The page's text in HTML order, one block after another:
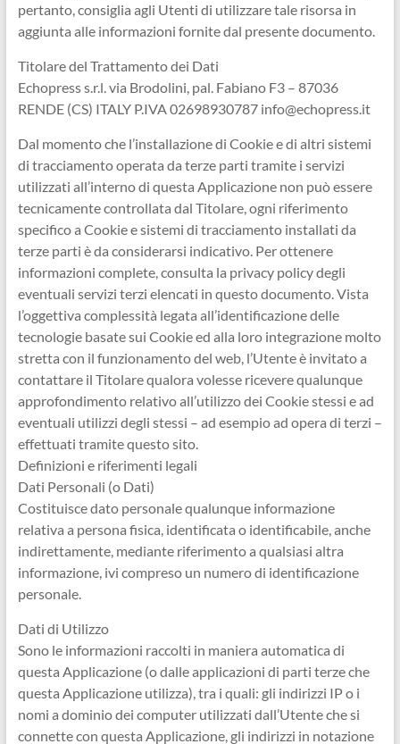
pertanto, consiglia agli Utenti di utilizzare tale risorsa in
aggiunta alle informazioni fornite dal presente documento.
Titolare del Trattamento dei Dati
Echopress s.r.l. via Brodolini, pal. Fabiano F3 – 87036
RENDE (CS) ITALY P.IVA 02698930787 info@echopress.it
Dal momento che l’installazione di Cookie e di altri sistemi
di tracciamento operata da terze parti tramite i servizi
utilizzati all’interno di questa Applicazione non può essere
tecnicamente controllata dal Titolare, ogni riferimento
specifico a Cookie e sistemi di tracciamento installati da
terze parti è da considerarsi indicativo. Per ottenere
informazioni complete, consulta la privacy policy degli
eventuali servizi terzi elencati in questo documento. Vista
l’oggettiva complessità legata all’identificazione delle
tecnologie basate sui Cookie ed alla loro integrazione molto
stretta con il funzionamento del web, l’Utente è invitato a
contattare il Titolare qualora volesse ricevere qualunque
approfondimento relativo all’utilizzo dei Cookie stessi e ad
eventuali utilizzi degli stessi – ad esempio ad opera di terzi –
effettuati tramite questo sito.
Definizioni e riferimenti legali
Dati Personali (o Dati)
Costituisce dato personale qualunque informazione
relativa a persona fisica, identificata o identificabile, anche
indirettamente, mediante riferimento a qualsiasi altra
informazione, ivi compreso un numero di identificazione
personale.
Dati di Utilizzo
Sono le informazioni raccolti in maniera automatica di
questa Applicazione (o dalle applicazioni di parti terze che
questa Applicazione utilizza), tra i quali: gli indirizzi IP o i
nomi a dominio dei computer utilizzati dall’Utente che si
connette con questa Applicazione, gli indirizzi in notazione